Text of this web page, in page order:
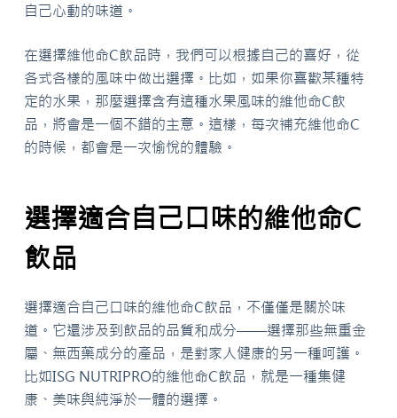
自己心動的味道。
在選擇維他命C飲品時，我們可以根據自己的喜好，從
各式各樣的風味中做出選擇。比如，如果你喜歡某種特
定的水果，那麼選擇含有這種水果風味的維他命C飲
品，將會是一個不錯的主意。這樣，每次補充維他命C
的時候，都會是一次愉悅的體驗。
選擇適合自己口味的維他命C
飲品
選擇適合自己口味的維他命C飲品，不僅僅是關於味
道。它還涉及到飲品的品質和成分——選擇那些無重金
屬、無西藥成分的產品，是對家人健康的另一種呵護。
比如ISG NUTRIPRO的維他命C飲品，就是一種集健
康、美味與純淨於一體的選擇。